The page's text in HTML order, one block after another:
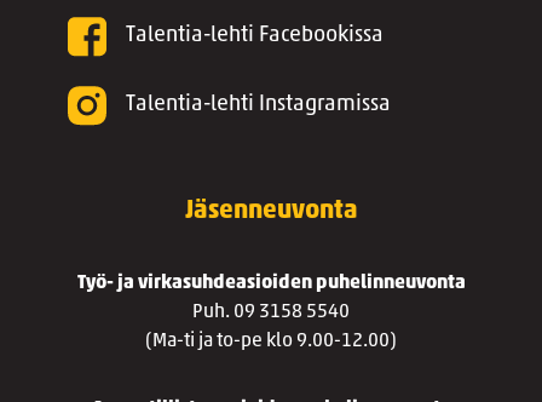
Talentia-lehti Facebookissa
Talentia-lehti Instagramissa
Jäsenneuvonta
Työ- ja virkasuhdeasioiden puhelinneuvonta
Puh. 09 3158 5540
(Ma-ti ja to-pe klo 9.00-12.00)